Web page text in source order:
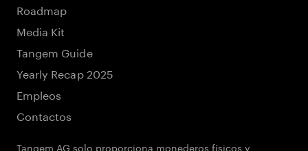
Roadmap
Media Kit
Tangem Guide
Yearly Recap 2025
Empleos
Contactos
Tangem AG solo proporciona monederos físicos y